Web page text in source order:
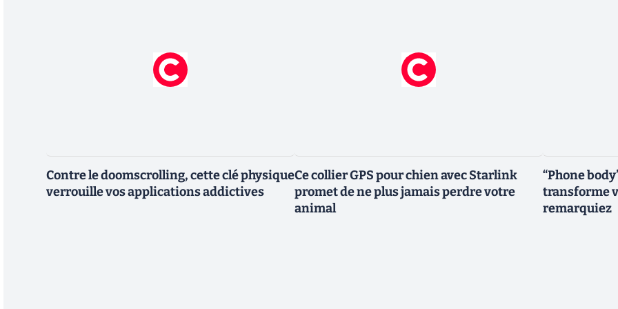
Contre le doomscrolling, cette clé physique
verrouille vos applications addictives
Ce collier GPS pour chien avec Starlink
promet de ne plus jamais perdre votre
animal
“Phone
transforme
remarquiez